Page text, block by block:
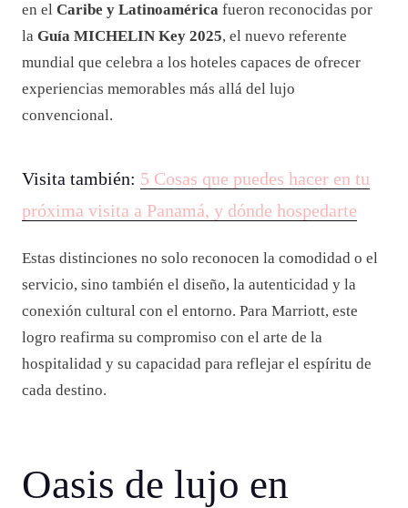
en el Caribe y Latinoamérica fueron reconocidas por
la Guía MICHELIN Key 2025, el nuevo referente
mundial que celebra a los hoteles capaces de ofrecer
experiencias memorables más allá del lujo
convencional.
Visita también: 5 Cosas que puedes hacer en tu
próxima visita a Panamá, y dónde hospedarte
Estas distinciones no solo reconocen la comodidad o el
servicio, sino también el diseño, la autenticidad y la
conexión cultural con el entorno. Para Marriott, este
logro reafirma su compromiso con el arte de la
hospitalidad y su capacidad para reflejar el espíritu de
cada destino.
Oasis de lujo en